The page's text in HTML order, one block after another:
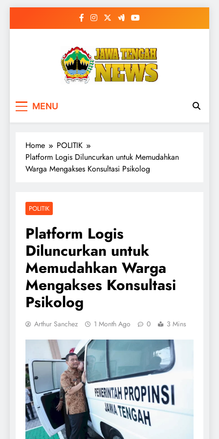
MENU
Home
POLITIK
Platform Logis Diluncurkan untuk Memudahkan
Warga Mengakses Konsultasi Psikolog
POLITIK
Platform Logis
Diluncurkan untuk
Memudahkan Warga
Mengakses Konsultasi
Psikolog
Arthur Sanchez 1 Month Ago 0 3 Mins